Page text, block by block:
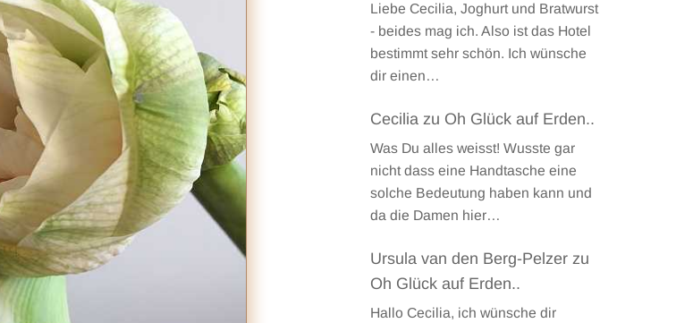
Liebe Cecilia, Joghurt und Bratwurst
- beides mag ich. Also ist das Hotel
bestimmt sehr schön. Ich wünsche
dir einen…
Cecilia zu Oh Glück auf Erden..
Was Du alles weisst! Wusste gar
nicht dass eine Handtasche eine
solche Bedeutung haben kann und
da die Damen hier…
Ursula van den Berg-Pelzer zu
Oh Glück auf Erden..
Hallo Cecilia, ich wünsche dir